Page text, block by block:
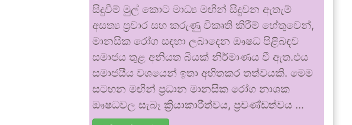
සිදුවීම් මුල් කොට මාධ්‍ය මඟින් සිදුවන ඇතැම්
අසත්‍ය ප්‍රචාර සහ කරුණු විකෘති කිරීම් හේතුවෙන්,
මානසික රෝග සඳහා ලබාදෙන ඖෂධ පිළිබඳව
සමාජය තුළ අනියත බියක් නිර්මාණය වී ඇත.එය
සමාජයීය වශයෙන් ඉතා අහිතකර තත්වයකි. මෙම
සටහන මඟින් ප්‍රධාන මානසික රෝග නාශක
ඖෂධවල සැබෑ ක්‍රියාකාරීත්වය, ප්‍රචණ්ඩත්වය …